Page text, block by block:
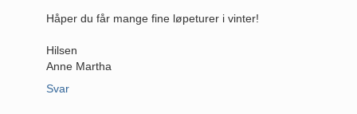
Håper du får mange fine løpeturer i vinter!
Hilsen
Anne Martha
Svar